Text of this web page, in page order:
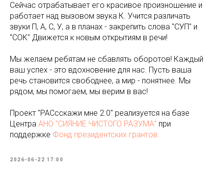
Сейчас отрабатывает его красивое произношение и
работает над вызовом звука К. Учится различать
звуки П, А, С, У, а в планах - закрепить слова "СУП" и
"СОК" Движется к новым открытиям в речи!
Мы желаем ребятам не сбавлять оборотов! Каждый
ваш успех - это вдохновение для нас. Пусть ваша
речь становится свободнее, а мир - понятнее. Мы
рядом, мы помогаем, мы верим в вас!
Проект "РАСсскажи мне 2.0" реализуется на базе
Центра АНО "СИЯНИЕ ЧИСТОГО РАЗУМА" при
поддержке Фонд президентских грантов
2026-06-22 17:00